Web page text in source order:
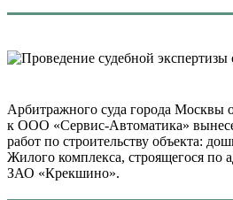
Арбитражного суда города
к ООО «Сервис-Автоматика»
работ по строительству объекта:
Жилого комплекса, строящегося по
ЗАО «Крекшино».